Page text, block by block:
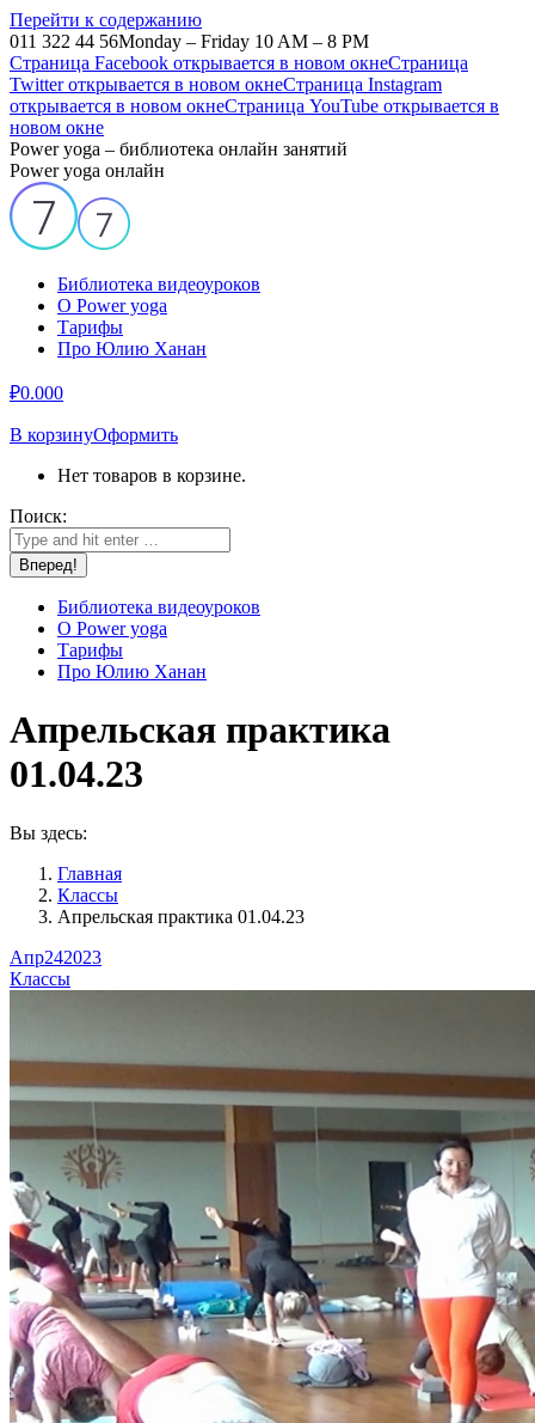
Перейти к содержанию
011 322 44 56Monday – Friday 10 AM – 8 PM
Страница Facebook открывается в новом окнеСтраница
Twitter открывается в новом окнеСтраница Instagram
открывается в новом окнеСтраница YouTube открывается в
новом окне
Power yoga – библиотека онлайн занятий
Power yoga онлайн
Библиотека видеоуроков
О Power yoga
Тарифы
Про Юлию Ханан
₽0.000
В корзинуОформить
Нет товаров в корзине.
Поиск:
Библиотека видеоуроков
О Power yoga
Тарифы
Про Юлию Ханан
Апрельская практика
01.04.23
Вы здесь:
Главная
Классы
Апрельская практика 01.04.23
Апр242023
Классы